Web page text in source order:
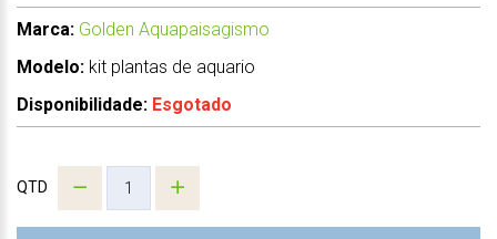
Marca: Golden Aquapaisagismo
Modelo: kit plantas de aquario
Disponibilidade: Esgotado
QTD